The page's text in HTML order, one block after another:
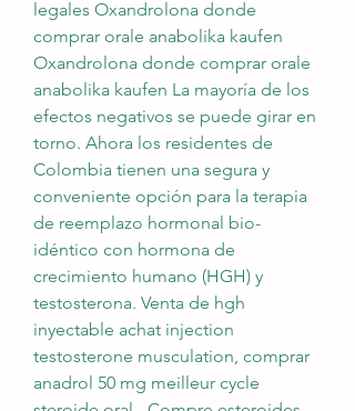
legales Oxandrolona donde
comprar orale anabolika kaufen
Oxandrolona donde comprar orale
anabolika kaufen La mayoría de los
efectos negativos se puede girar en
torno. Ahora los residentes de
Colombia tienen una segura y
conveniente opción para la terapia
de reemplazo hormonal bio-
idéntico con hormona de
crecimiento humano (HGH) y
testosterona. Venta de hgh
inyectable achat injection
testosterone musculation, comprar
anadrol 50 mg meilleur cycle